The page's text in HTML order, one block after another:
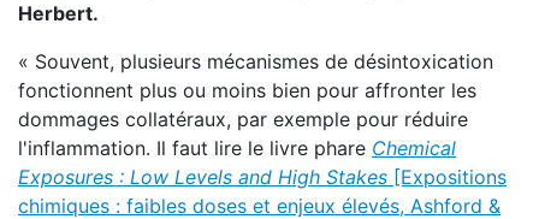
Herbert.
« Souvent, plusieurs mécanismes de désintoxication
fonctionnent plus ou moins bien pour affronter les
dommages collatéraux, par exemple pour réduire
l'inflammation. Il faut lire le livre phare Chemical
Exposures : Low Levels and High Stakes [Expositions
chimiques : faibles doses et enjeux élevés, Ashford &